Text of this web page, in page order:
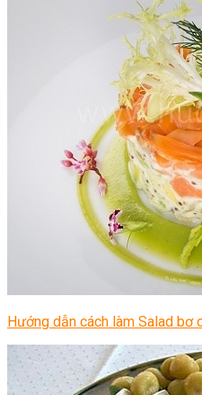
Hướng dẫn cách làm Salad bơ